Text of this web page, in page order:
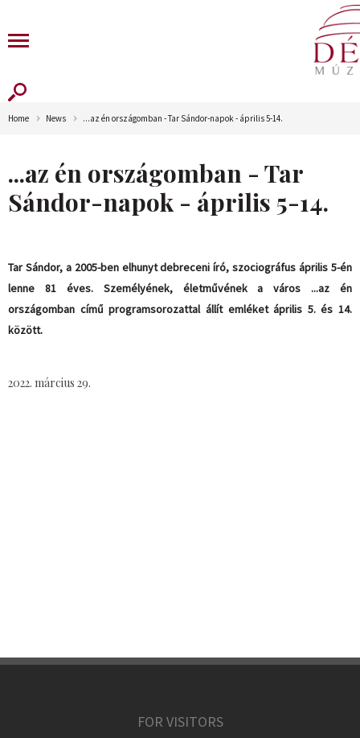
Home News ...az én országomban - Tar Sándor-napok - április 5-14.
...az én országomban - Tar
Sándor-napok - április 5-14.
Tar Sándor, a 2005-ben elhunyt debreceni író, szociográfus április 5-én
lenne 81 éves. Személyének, életművének a város ...az én
országomban című programsorozattal állít emléket április 5. és 14.
között.
2022. március 29.
FOR VISITORS